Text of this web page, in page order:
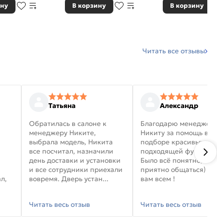
В корзину В корзину
Читать все отзывы
Татьяна
Обратилась в салоне к
менеджеру Никите,
выбрала модель, Никита
все посчитал, назначили
день доставки и установки
и все сотрудники приехали
вовремя. Дверь устан...
Читать весь отзыв
Александр
Благодарю
Никиту за помощь в
подборе красивых
подходящей
Было всё понятно, и
приятно общаться)
вам всем !
Читать весь отзыв